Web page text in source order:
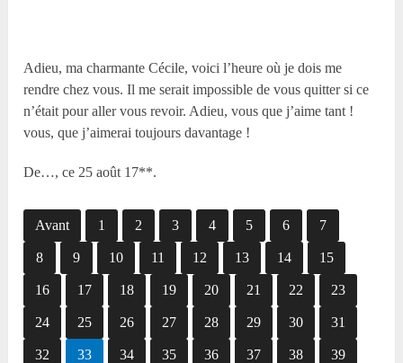
Adieu, ma charmante Cécile, voici l’heure où je dois me
rendre chez vous. Il me serait impossible de vous quitter si ce
n’était pour aller vous revoir. Adieu, vous que j’aime tant !
vous, que j’aimerai toujours davantage !
De…, ce 25 août 17**.
Avant 1 2 3 4 5 6 7
8 9 10 11 12 13 14 15
16 17 18 19 20 21 22 23
24 25 26 27 28 29 30 31
32 33 34 35 36 37 38 39